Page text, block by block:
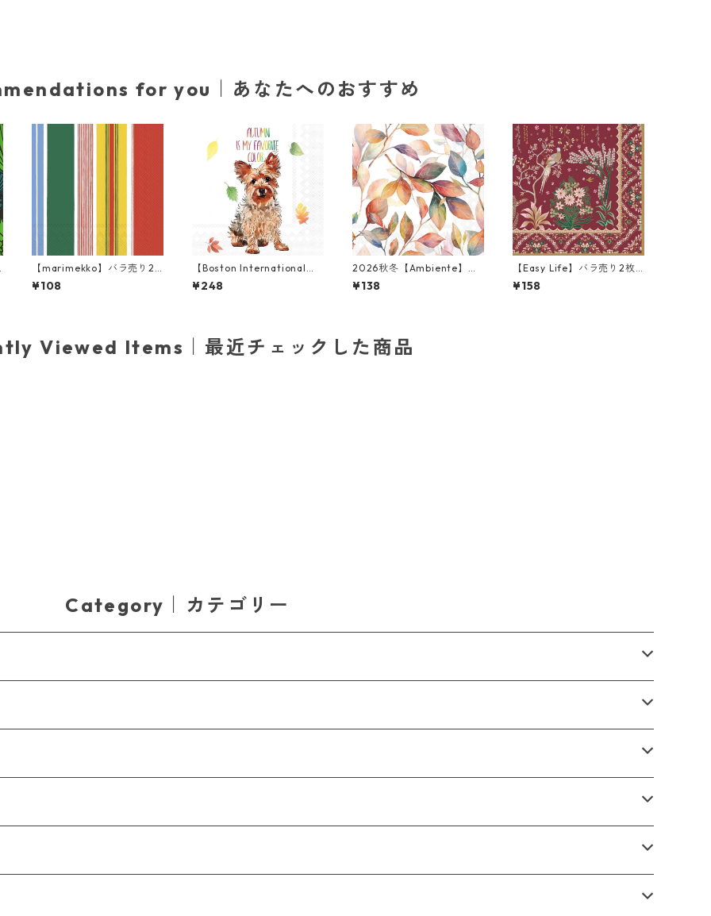
for you｜あなたへのおすすめ
【marimekko】バラ売り2
枚 カクテルサイズ ペーパー
ナプキン PARAATI イエロー
¥108
【Boston International】
バラ売り2枚 カクテルサイズ
ペーパーナプキン Autumn
¥248
2026秋冬【Ambiente】バ
ラ売り2枚 ランチサイズ ペ
ーパーナプキン colouful le
¥138
【Easy Life】バラ売り2枚
ランチサイズ ペーパーナプ
キン Ecletic Chic ボルドーx
¥158
Viewed Items｜最近チェックした商品
Category｜カテゴリー